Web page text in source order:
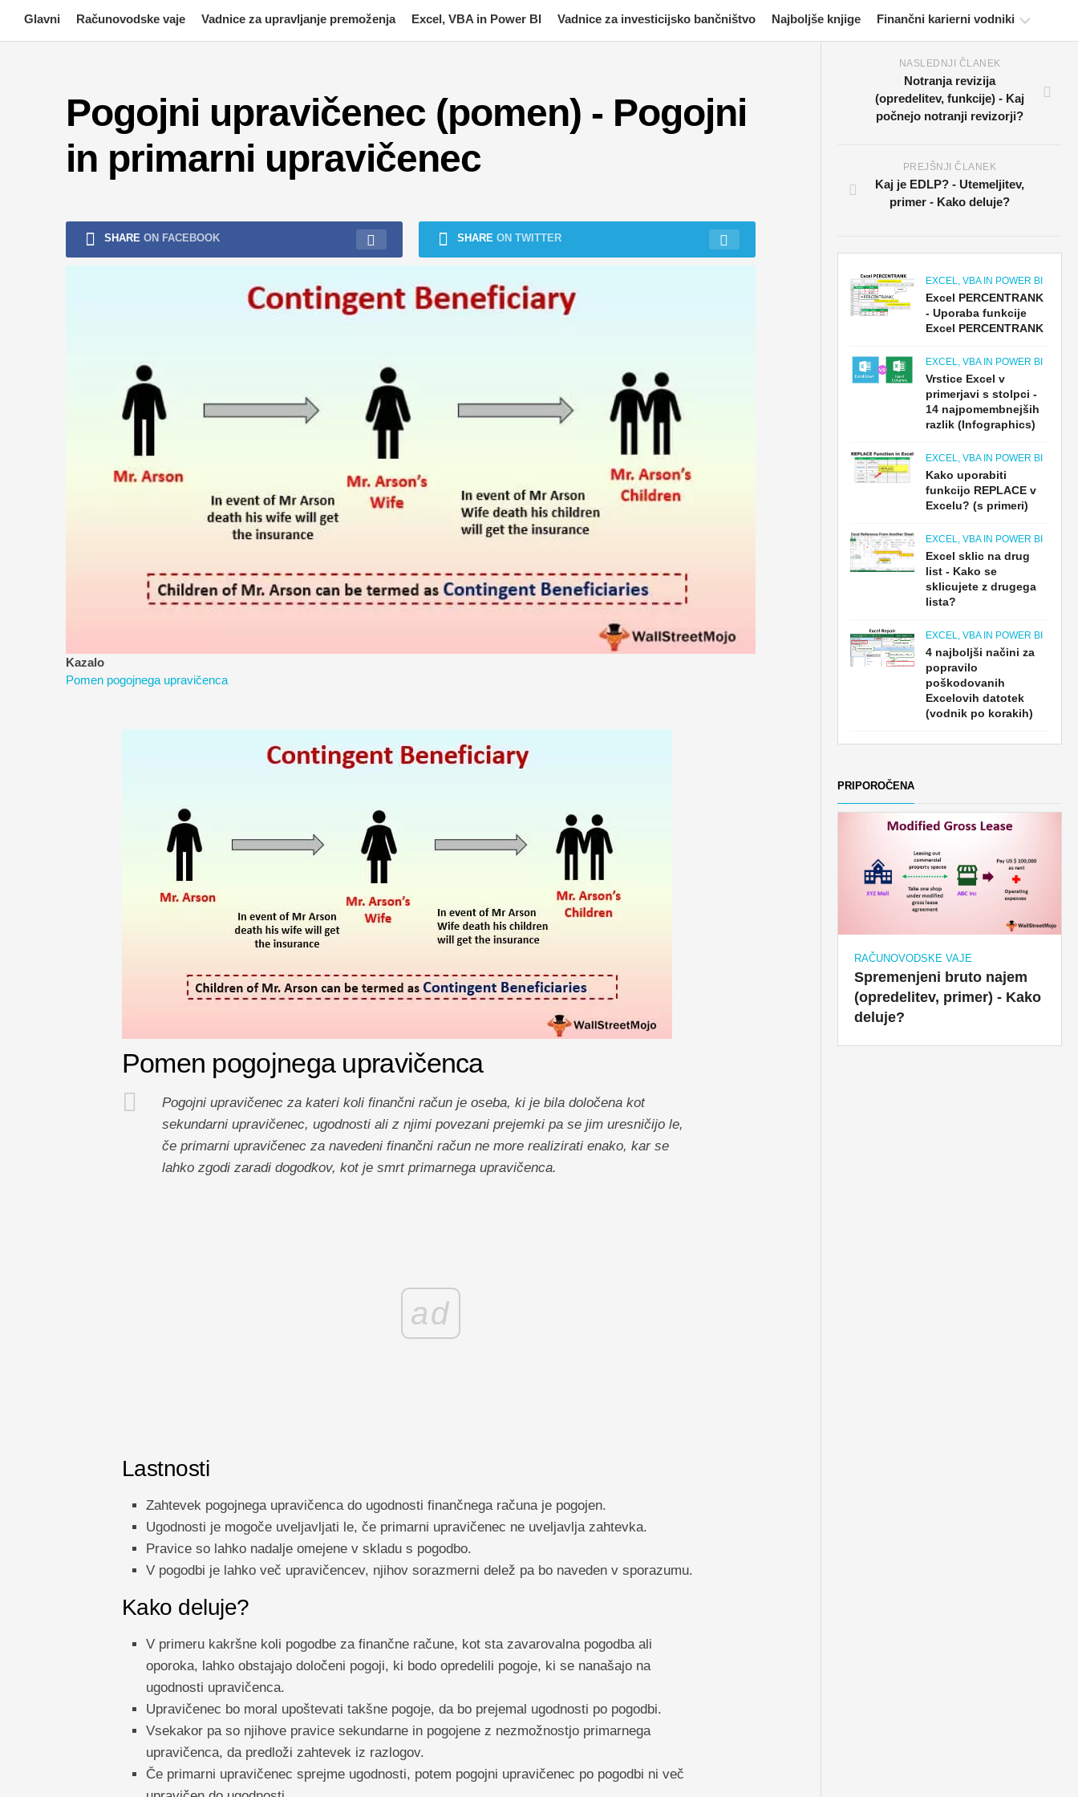
content
Glavni Računovodske vaje Vadnice za upravljanje premoženja Excel, VBA in Power BI Vadnice za investicijsko bančništvo Najboljše knjige Finančni karierni vodniki
Viri
potrjevanje
financ
za
finančno
modeliranje
Vadnice
za
obvladovanje
tveganj
Pogojni upravičenec (pomen) - Pogojni
in primarni upravičenec
SHARE ON FACEBOOK SHARE ON TWITTER
Kazalo
Pomen pogojnega upravičenca
Pomen pogojnega upravičenca
Pogojni upravičenec za kateri koli finančni račun je oseba, ki je bila določena kot
sekundarni upravičenec, ugodnosti ali z njimi povezani prejemki pa se jim uresničijo le,
če primarni upravičenec za navedeni finančni račun ne more realizirati enako, kar se
lahko zgodi zaradi dogodkov, kot je smrt primarnega upravičenca.
ad
Lastnosti
Zahtevek pogojnega upravičenca do ugodnosti finančnega računa je pogojen.
Ugodnosti je mogoče uveljavljati le, če primarni upravičenec ne uveljavlja zahtevka.
Pravice so lahko nadalje omejene v skladu s pogodbo.
V pogodbi je lahko več upravičencev, njihov sorazmerni delež pa bo naveden v sporazumu.
Kako deluje?
V primeru kakršne koli pogodbe za finančne račune, kot sta zavarovalna pogodba ali
oporoka, lahko obstajajo določeni pogoji, ki bodo opredelili pogoje, ki se nanašajo na
ugodnosti upravičenca.
Upravičenec bo moral upoštevati takšne pogoje, da bo prejemal ugodnosti po pogodbi.
Vsekakor pa so njihove pravice sekundarne in pogojene z nezmožnostjo primarnega
upravičenca, da predloži zahtevek iz razlogov.
Če primarni upravičenec sprejme ugodnosti, potem pogojni upravičenec po pogodbi ni več
NASLEDNJI ČLANEK
Notranja revizija
(opredelitev, funkcije) - Kaj
počnejo notranji revizorji?
PREJŠNJI ČLANEK
Kaj je EDLP? - Utemeljitev,
primer - Kako deluje?
EXCEL, VBA IN POWER BI
Excel PERCENTRANK
- Uporaba funkcije
Excel PERCENTRANK
EXCEL, VBA IN POWER BI
Vrstice Excel v
primerjavi s stolpci -
14 najpomembnejših
razlik (Infographics)
EXCEL, VBA IN POWER BI
Kako uporabiti
funkcijo REPLACE v
Excelu? (s primeri)
EXCEL, VBA IN POWER BI
Excel sklic na drug
list - Kako se
sklicujete z drugega
lista?
EXCEL, VBA IN POWER BI
4 najboljši načini za
popravilo
poškodovanih
Excelovih datotek
(vodnik po korakih)
PRIPOROČENA
RAČUNOVODSKE VAJE
Spremenjeni bruto najem
(opredelitev, primer) - Kako
deluje?